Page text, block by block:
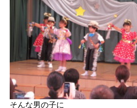
そんな男の子に